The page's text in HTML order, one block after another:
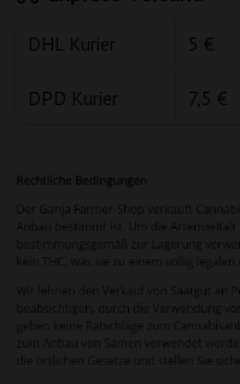
DHL Kurier 5 €
DPD Kurier 7,5 €